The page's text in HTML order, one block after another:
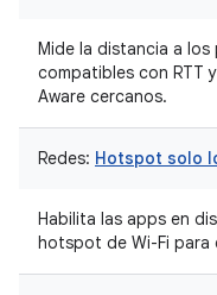
Mide la distancia a
compatibles con RTT
Aware cercanos.
Redes: Hotspot solo
Habilita las apps en
hotspot de Wi-Fi para